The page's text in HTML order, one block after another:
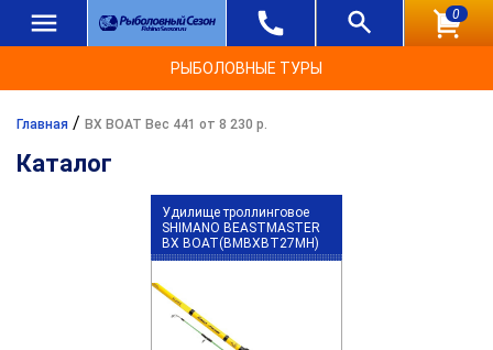
0
РЫБОЛОВНЫЕ ТУРЫ
Главная / BX BOAT Вес 441 от 8 230 р.
Каталог
Удилище троллинговое
SHIMANO BEASTMASTER
BX BOAT(BMBXBT27MH)